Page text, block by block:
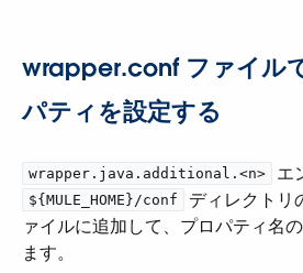
wrapper.conf ファイル
パティを設定する
wrapper.java.additional.<n> エ
${MULE_HOME}/conf ディレクトリ
ァイルに追加して、プロパティ名
ます。